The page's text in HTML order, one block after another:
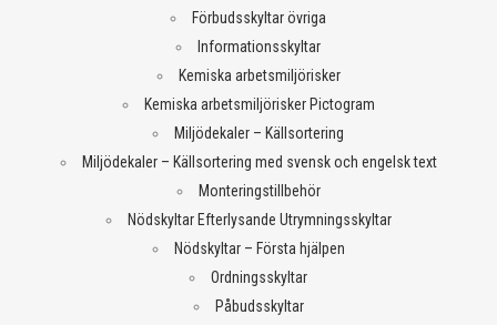
Förbudsskyltar övriga
Informationsskyltar
Kemiska arbetsmiljörisker
Kemiska arbetsmiljörisker Pictogram
Miljödekaler – Källsortering
Miljödekaler – Källsortering med svensk och engelsk text
Monteringstillbehör
Nödskyltar Efterlysande Utrymningsskyltar
Nödskyltar – Första hjälpen
Ordningsskyltar
Påbudsskyltar